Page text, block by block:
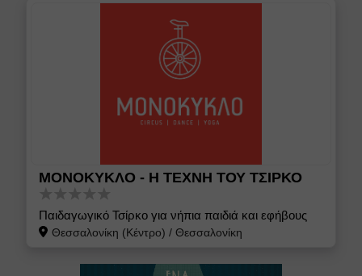
ΜΟΝΟΚΥΚΛΟ - Η ΤΕΧΝΗ ΤΟΥ ΤΣΙΡΚΟ
Παιδαγωγικό Τσίρκο για νήπια παιδιά και εφήβους
Θεσσαλονίκη (Κέντρο) / Θεσσαλονίκη